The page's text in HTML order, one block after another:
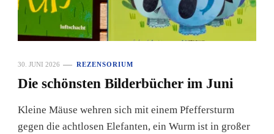
30. JUNI 2026 REZENSORIUM
Die schönsten Bilderbücher im Juni
Kleine Mäuse wehren sich mit einem Pfeffersturm
gegen die achtlosen Elefanten, ein Wurm ist in großer